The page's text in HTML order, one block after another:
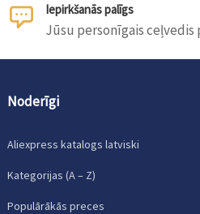
Iepirkšanās palīgs
Jūsu personīgais
Noderīgi
Aliexpress katalogs latviski
Kategorijas (A – Z)
Populārākās preces